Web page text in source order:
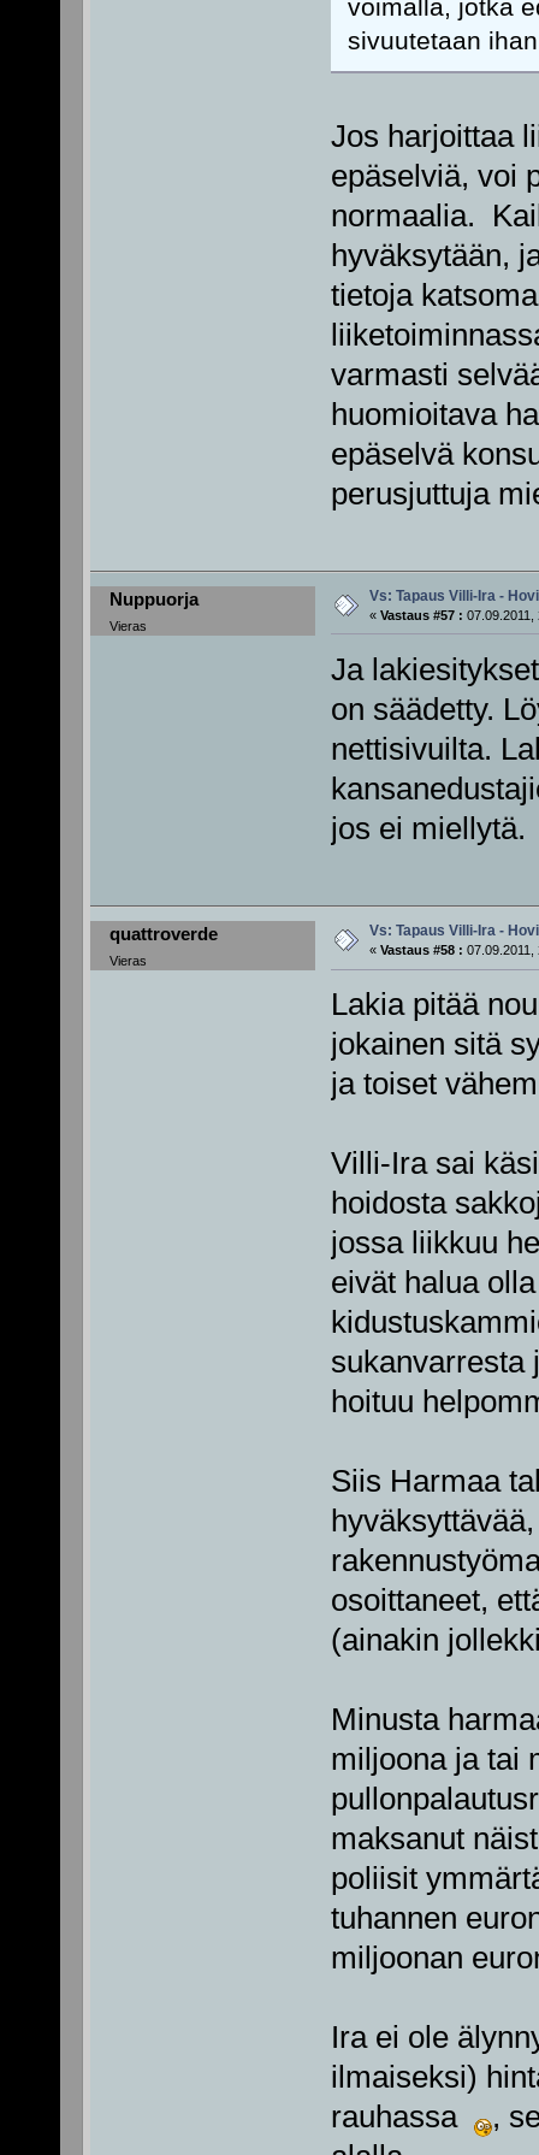
voimalla, jotka
sivuutetaan
Jos harjoittaa
epäselviä, voi
normaalia.
hyväksytään,
tietoja
varmasti
huomioitava
epäselvä
perusjuttuja
Nuppuorja
Vieras
Vs: Tapaus Villi-Ira -
« Vastaus #57 : 07.09.2011,
Ja
on säädetty.
nettisivuilta.
jos ei miellytä.
quattroverde
Vieras
Vs: Tapaus Villi-Ira -
« Vastaus #58 : 07.09.2011,
Lakia pitää
jokainen sitä
ja toiset
Villi-Ira sai
hoidosta
jossa liikkuu
eivät halua
sukanvarresta
hoituu
Siis Harmaa
osoittaneet,
(ainakin
Minusta
miljoona ja tai
maksanut
poliisit
tuhannen
miljoonan
Ira ei ole
ilmaiseksi)
rauhassa
,